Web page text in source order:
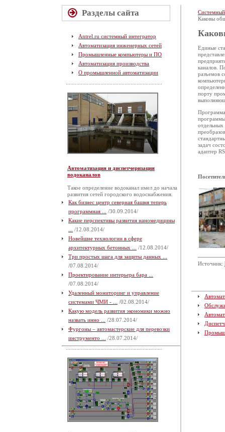
Разделы сайта
Antrel.ru системный интегратор
Автоматизация инженерных сетей
Промышленные компьютеры и ПО
Автоматизация производства
О промышленной автоматизации
Автоматизация и диспетчеризация
водоканалов
Такое определение водоканал имел до начала
развития сетей городского водоснабжения.
Как бизнес центр северная башня теперь
программная ...
/30.09.2014/
Какие перспективы развития наномедицины
/12.08.2014/
Новейшие технологии в сфере
архитектурных бетонных ...
/12.08.2014/
Три простых шага для защиты данных ...
/07.08.2014/
Проектирование интерьера бара ...
/07.08.2014/
Удаленный мониторинг и управление
системами ЧМИ - ...
/02.08.2014/
Какую модель развития экономики можно
назвать инно ...
/28.07.2014/
Фургоны – автомастерские для перевозки
инструменто ...
/28.07.2014/
Каковы
Единые
каналов.
разъемов
порту
задач
адаптер
Источник: